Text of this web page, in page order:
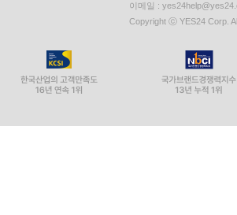
이메일 :
Copyright ⓒ YES24 Corp.